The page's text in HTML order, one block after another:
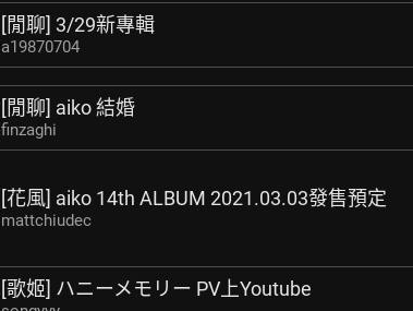
[閒聊] 3/29新專輯
a19870704
[閒聊] aiko 結婚
finzaghi
[花風] aiko 14th ALBUM 2021.03.03發售預定
mattchiudec
[歌姬] ハニーメモリー PV上Youtube